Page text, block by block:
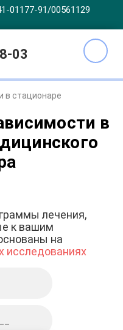
01177-91/00561129
03
в стационаре
в
лечения,
к вашим
на
исследованиях